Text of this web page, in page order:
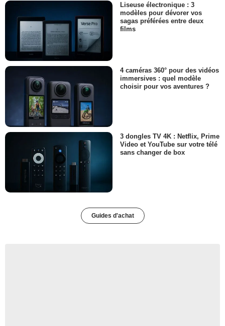
Liseuse électronique : 3
modèles pour dévorer vos
sagas préférées entre deux
films
4 caméras 360° pour des vidéos
immersives : quel modèle
choisir pour vos aventures ?
3 dongles TV 4K : Netflix, Prime
Video et YouTube sur votre télé
sans changer de box
Guides d'achat